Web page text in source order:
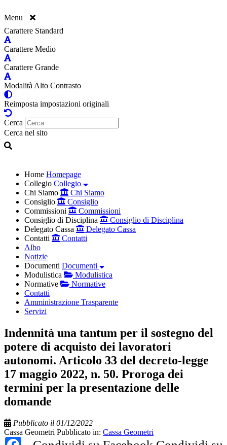
Menu
Carattere Standard
Carattere Medio
Carattere Grande
Modalità Alto Contrasto
Reimposta impostazioni originali
Cerca
Cerca nel sito
Home Homepage
Collegio Collegio
Chi Siamo
Chi Siamo
Consiglio
Consiglio
Commissioni
Commissioni
Consiglio di Disciplina
Consiglio di Disciplina
Delegato Cassa
Delegato Cassa
Contatti
Contatti
Albo
Notizie
Documenti Documenti
Modulistica
Modulistica
Normative
Normative
Contatti
Amministrazione Trasparente
Servizi
Indennità una tantum per il sostegno del
potere di acquisto dei lavoratori
autonomi. Articolo 33 del decreto-legge
17 maggio 2022, n. 50. Proroga dei
termini per la presentazione delle
domande
Pubblicato il 01/12/2022
Cassa Geometri Pubblicato in: Cassa Geometri
Facebook